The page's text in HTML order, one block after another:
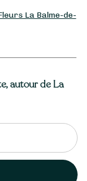
La Balme-de-
autour de La